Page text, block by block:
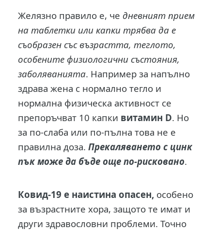
Желязно правило е, че дневният прием
на таблетки или капки трябва да е
съобразен със възрастта, теглото,
особените физиологични състояния,
заболяванията. Например за напълно
здрава жена с нормално тегло и
нормална физическа активност се
препоръчват 10 капки витамин D. Но
за по-слаба или по-пълна това не е
правилна доза.Прекаляването с цинк
пък може да бъде още по-рисковано.
Ковид-19 е наистина опасен, особено
за възрастните хора, защото те имат и
други здравословни проблеми. Точно